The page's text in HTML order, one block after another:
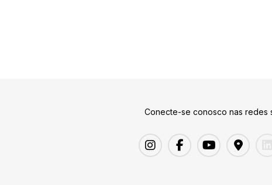
Conecte-se conosco nas redes